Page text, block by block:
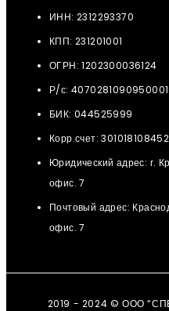
ИНН: 2312293370
КПП: 231201001
ОГРН: 1202300036124
Р/с:
БИК: 044525999
Корр.счет:
Юридический адрес: г.
офис. 7
Почтовый адрес:
офис. 7
2019 - 2024 © ООО